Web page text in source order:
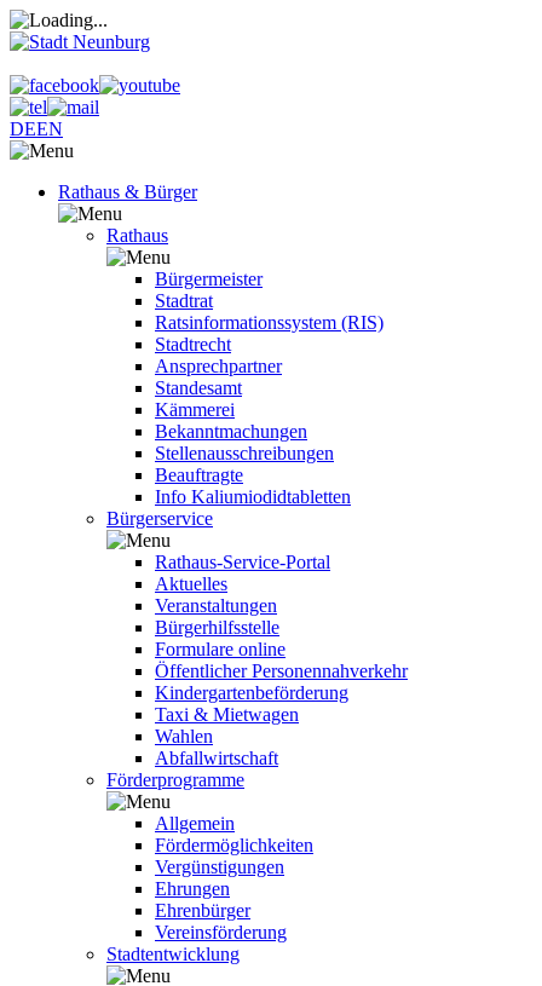
DEEN
Rathaus & Bürger
Rathaus
Bürgermeister
Stadtrat
Ratsinformationssystem (RIS)
Stadtrecht
Ansprechpartner
Standesamt
Kämmerei
Bekanntmachungen
Stellenausschreibungen
Beauftragte
Info Kaliumiodidtabletten
Bürgerservice
Rathaus-Service-Portal
Aktuelles
Veranstaltungen
Bürgerhilfsstelle
Formulare online
Öffentlicher Personennahverkehr
Kindergartenbeförderung
Taxi & Mietwagen
Wahlen
Abfallwirtschaft
Förderprogramme
Allgemein
Fördermöglichkeiten
Vergünstigungen
Ehrungen
Ehrenbürger
Vereinsförderung
Stadtentwicklung